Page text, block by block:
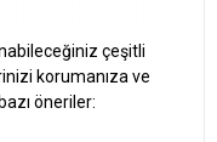
çeşitli
korumanıza ve
öneriler: